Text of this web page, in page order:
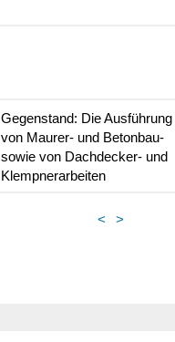
Gegenstand: Die Ausführung
von Maurer- und Betonbau-
sowie von Dachdecker- und
Klempnerarbeiten
< >